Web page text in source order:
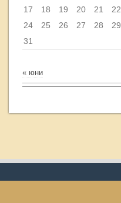
17
18 19 20 21 22
24
25 26 27 28 29
31
« юни